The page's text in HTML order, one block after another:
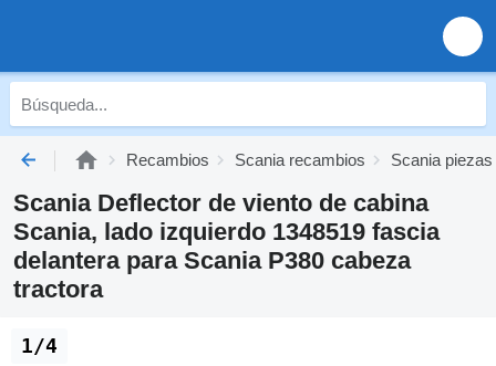
Recambios Scania recambios Scania
Scania Deflector de viento de cabina
Scania, lado izquierdo 1348519 fascia
delantera para Scania P380 cabeza
tractora
1/4